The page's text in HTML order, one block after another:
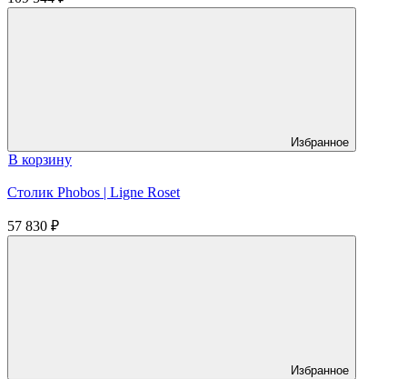
Избранное
В корзину
Столик Phobos | Ligne Roset
57 830 ₽
Избранное